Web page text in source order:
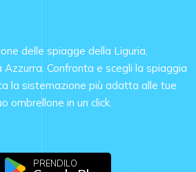
delle spiagge della Liguria,
Confronta e scegli la spiaggia
la sistemazione più adatta alle tue
ombrellone in un click.
PRENDILO